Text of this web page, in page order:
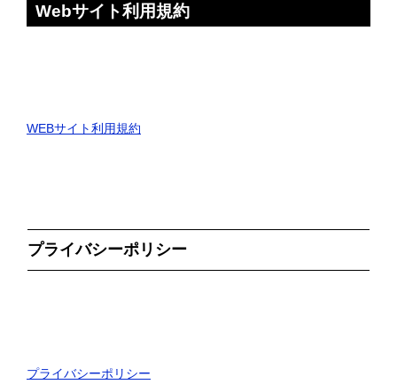
Webサイト利用規約
WEBサイト利用規約
プライバシーポリシー
プライバシーポリシー